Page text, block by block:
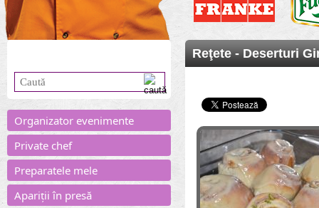
Reţete-Deserturi
Organizator evenimente
Private chef
Preparatele mele
Apariții în presă